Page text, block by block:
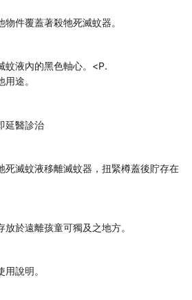
件覆蓋著殺牠死滅蚊器。
蚊液內的黑色軸心。<P.
途。
延醫診治
死滅蚊液移離滅蚊器，扭緊樽蓋後貯存在
於遠離孩童可獨及之地方。
說明。